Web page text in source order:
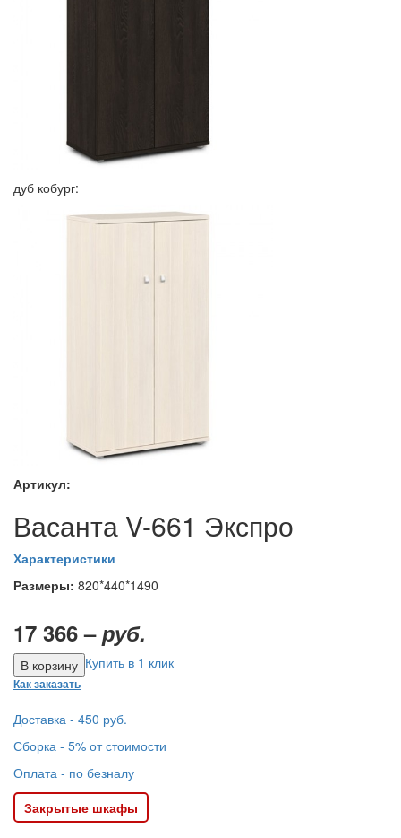
дуб кобург:
Артикул:
Васанта V-661 Экспро
Характеристики
Размеры: 820*440*1490
17 366 –руб.
Купить в 1 клик
Как заказать
Доставка - 450 руб.
Сборка - 5% от стоимости
Оплата - по безналу
Закрытые шкафы